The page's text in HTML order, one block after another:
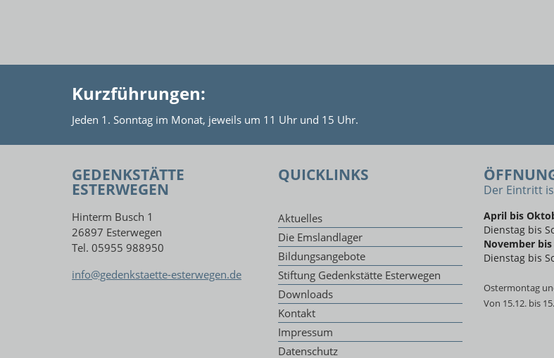
Kurzführungen:
Jeden 1. Sonntag im Monat, jeweils um 11 Uhr und 15 Uhr.
GEDENKSTÄTTE
ESTERWEGEN
QUICKLINKS
Der Eintritt
Hinterm Busch 1
26897 Esterwegen
Tel. 05955 988950
info@gedenkstaette-esterwegen.de
Aktuelles
Die Emslandlager
Bildungsangebote
Stiftung Gedenkstätte Esterwegen
Downloads
Kontakt
Impressum
Datenschutz
April bis
Dienstag bis
November
Dienstag bis
Ostermontag
Von 15.12. bis